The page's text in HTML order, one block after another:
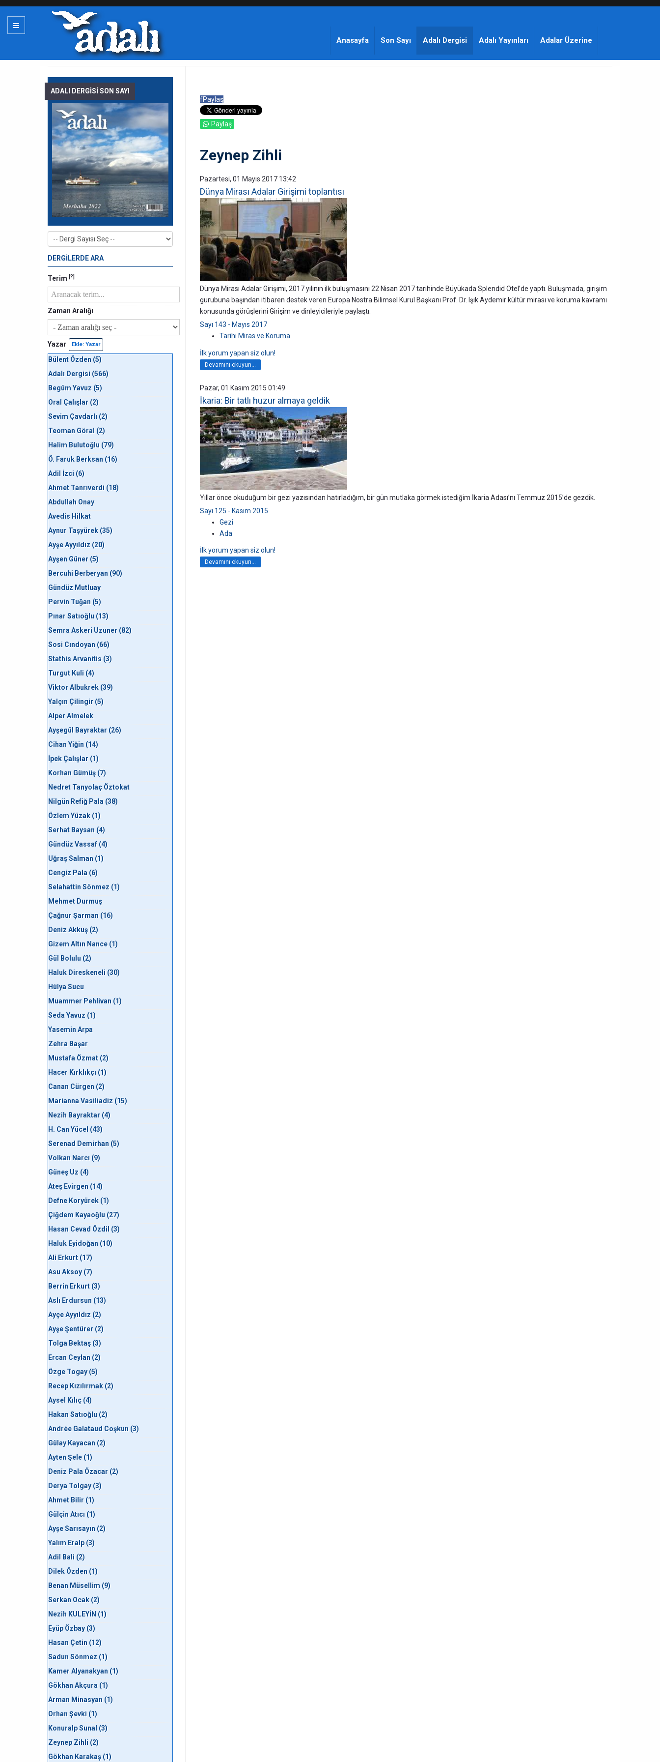
Anasayfa Son Sayı Adalı Dergisi Adalı Yayınları Adalar Üzerine
fPaylaş
Paylaş
Zeynep Zihli
Pazartesi, 01 Mayıs 2017 13:42
Dünya Mirası Adalar Girişimi toplantısı
Dünya Mirası Adalar Girişimi, 2017 yılının ilk buluşmasını 22 Nisan 2017 tarihinde Büyükada Splendid Otel’de yaptı. Buluşmada, girişim
gurubuna başından itibaren destek veren Europa Nostra Bilimsel Kurul Başkanı Prof. Dr. Işık Aydemir kültür mirası ve koruma kavramı
konusunda görüşlerini Girişim ve dinleyicileriyle paylaştı.
Sayı 143 - Mayıs 2017
Tarihi Miras ve Koruma
İlk yorum yapan siz olun!
Devamını okuyun...
Pazar, 01 Kasım 2015 01:49
İkaria: Bir tatlı huzur almaya geldik
Yıllar önce okuduğum bir gezi yazısından hatırladığım, bir gün mutlaka görmek istediğim İkaria Adası’nı Temmuz 2015’de gezdik.
Sayı 125 - Kasım 2015
Gezi
Ada
İlk yorum yapan siz olun!
Devamını okuyun...
ADALI DERGİSİ SON SAYI
DERGİLERDE ARA
Terim [?]
Zaman Aralığı
Yazar Ekle: Yazar
Bülent Özden (5)
Adalı Dergisi (566)
Begüm Yavuz (5)
Oral Çalışlar (2)
Sevim Çavdarlı (2)
Teoman Göral (2)
Halim Bulutoğlu (79)
Ö. Faruk Berksan (16)
Adil İzci (6)
Ahmet Tanrıverdi (18)
Abdullah Onay
Avedis Hilkat
Aynur Taşyürek (35)
Ayşe Ayyıldız (20)
Ayşen Güner (5)
Bercuhi Berberyan (90)
Gündüz Mutluay
Pervin Tuğan (5)
Pınar Satıoğlu (13)
Semra Askeri Uzuner (82)
Sosi Cındoyan (66)
Stathis Arvanitis (3)
Turgut Kuli (4)
Viktor Albukrek (39)
Yalçın Çilingir (5)
Alper Almelek
Ayşegül Bayraktar (26)
Cihan Yiğin (14)
İpek Çalışlar (1)
Korhan Gümüş (7)
Nedret Tanyolaç Öztokat
Nilgün Refiğ Pala (38)
Özlem Yüzak (1)
Serhat Baysan (4)
Gündüz Vassaf (4)
Uğraş Salman (1)
Cengiz Pala (6)
Selahattin Sönmez (1)
Mehmet Durmuş
Çağnur Şarman (16)
Deniz Akkuş (2)
Gizem Altın Nance (1)
Gül Bolulu (2)
Haluk Direskeneli (30)
Hülya Sucu
Muammer Pehlivan (1)
Seda Yavuz (1)
Yasemin Arpa
Zehra Başar
Mustafa Özmat (2)
Hacer Kırklıkçı (1)
Canan Cürgen (2)
Marianna Vasiliadiz (15)
Nezih Bayraktar (4)
H. Can Yücel (43)
Serenad Demirhan (5)
Volkan Narcı (9)
Güneş Uz (4)
Ateş Evirgen (14)
Defne Koryürek (1)
Çiğdem Kayaoğlu (27)
Hasan Cevad Özdil (3)
Haluk Eyidoğan (10)
Ali Erkurt (17)
Asu Aksoy (7)
Berrin Erkurt (3)
Aslı Erdursun (13)
Ayçe Ayyıldız (2)
Ayşe Şentürer (2)
Tolga Bektaş (3)
Ercan Ceylan (2)
Özge Togay (5)
Recep Kızılırmak (2)
Aysel Kılıç (4)
Hakan Satıoğlu (2)
Andrée Galataud Coşkun (3)
Gülay Kayacan (2)
Ayten Şele (1)
Deniz Pala Özacar (2)
Derya Tolgay (3)
Ahmet Bilir (1)
Gülçin Atıcı (1)
Ayşe Sarısayın (2)
Yalım Eralp (3)
Adil Bali (2)
Dilek Özden (1)
Benan Müsellim (9)
Serkan Ocak (2)
Nezih KULEYİN (1)
Eyüp Özbay (3)
Hasan Çetin (12)
Sadun Sönmez (1)
Kamer Alyanakyan (1)
Gökhan Akçura (1)
Arman Minasyan (1)
Orhan Şevki (1)
Konuralp Sunal (3)
Zeynep Zihli (2)
Gökhan Karakaş (1)